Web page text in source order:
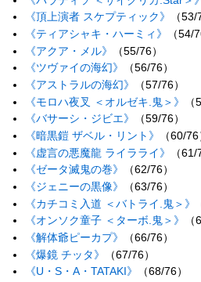
《頂上演者 スケプティック》
（53/
《ティアシャキ・ハーミィ》
（54/
《アクア・メル》
（55/76）
《ツヴァイの海幻》
（56/76）
《アストラルの海幻》
（57/76）
《モロハ夜叉 ＜オルゼキ.鬼＞》
（
《バサーシ・ジビエ》
（59/76）
《暗黒鎧 ザベル・リント》
（60/76
《虚言の悪魔龍 ライラライ》
（61/
《ゼータ滅鬼の巻》
（62/76）
《ジェニーの黒像》
（63/76）
《カチコミ入道 ＜バトライ.鬼＞》
《オンソク童子 ＜ターボ.鬼＞》
（
《解体爺ピーカプ》
（66/76）
《爆鏡 チッタ》
（67/76）
《U・S・A・TATAKI》
（68/76）